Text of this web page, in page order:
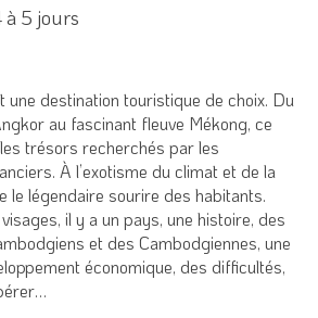
à 5 jours
une destination touristique de choix. Du
au fascinant fleuve Mékong, ce
trésors recherchés par les
À l’exotisme du climat et de la
le légendaire sourire des habitants.
il y a un pays, une histoire, des
et des Cambodgiennes, une
économique, des difficultés,